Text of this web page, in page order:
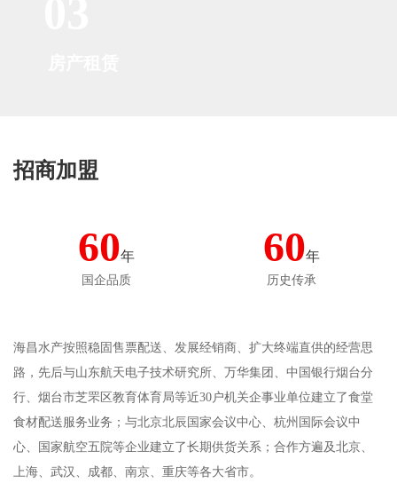
招商加盟
60年
国企品质
60年
历史传承
海昌水产按照稳固售票配送、发展经销商、扩大终端直供的经营思
路，先后与山东航天电子技术研究所、万华集团、中国银行烟台分
行、烟台市芝罘区教育体育局等近30户机关企事业单位建立了食堂
食材配送服务业务；与北京北辰国家会议中心、杭州国际会议中
心、国家航空五院等企业建立了长期供货关系；合作方遍及北京、
上海、武汉、成都、南京、重庆等各大省市。